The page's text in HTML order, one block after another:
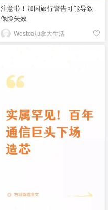
注意啦！加国旅行警告可能导致
保险失效
Westca加拿大生活